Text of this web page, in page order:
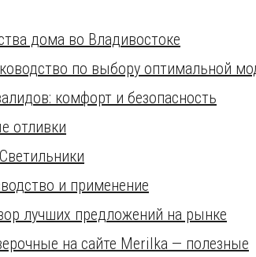
дома во Владивостоке
по выбору оптимальной
комфорт и безопасность
отливки
и применение
лучших предложений на рынке
на сайте Merilka — полезные